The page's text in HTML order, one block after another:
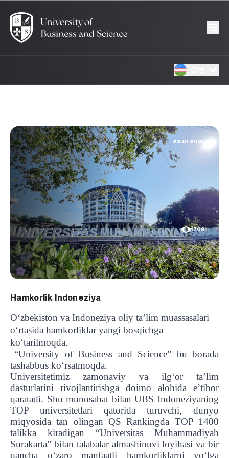
23.01.2025
1709
Hamkorlik Indoneziya
O‘zbekiston va Indoneziya oliy taʼlim muassasalari
o‘rtasida hamkorliklar yangi bosqichga
ko‘tarilmoqda.
“University of Business and Science” bu borada
tashabbus ko‘rsatmoqda.
Universitetimiz zamonaviy va ilg‘or taʼlim
dasturlarini rivojlantirishga doimo alohida eʼtibor
qaratadi. Shu munosabat bilan UBS Indoneziyaning
TOP universitetlari qatorida turuvchi, dunyo
miqyosida tan olingan QS Rankingda TOP 1400
talikka kiradigan “Universitas Muhammadiyah
Surakarta” bilan talabalar almashinuvi loyihasi va bir
qancha o‘zaro manfaatli hamkorliklarni yo‘lga